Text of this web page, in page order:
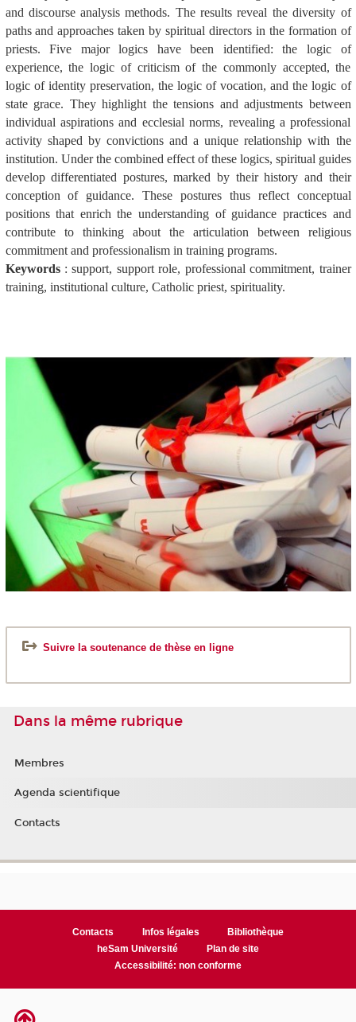
and discourse analysis methods. The results reveal the diversity of
paths andapproaches taken by spiritual directors in the formation of
priests. Five major logics have been identified: the logic of
experience, the logic of criticism of the commonly accepted, the
logic of identity preservation, the logic of vocation, and the logic of
state grace. They highlight the tensions and adjustments between
individual aspirations and ecclesial norms, revealing a professional
activity shaped by convictions and a unique relationship with the
institution. Underthe combined effect of these logics, spiritual guides
develop differentiated postures, marked by their history and their
conception of guidance. These postures thus reflect conceptual
positionsthat enrich the understanding of guidance practices and
contribute to thinking about the articulation between religious
commitment and professionalism in training programs.
Keywords: support, support role, professional commitment, trainer
training, institutional culture, Catholic priest, spirituality.
Suivre la soutenance de thèse en ligne
Dans la même rubrique
Membres
Agenda scientifique
Contacts
Contacts Infos légales
Bibliothèque
heSam Université
Plan de site
Accessibilité: non conforme